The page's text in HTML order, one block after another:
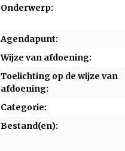
Onderwerp:
Agendapunt:
Wijze van afdoening:
Toelichting op de wijze van
afdoening:
Categorie:
Bestand(en):